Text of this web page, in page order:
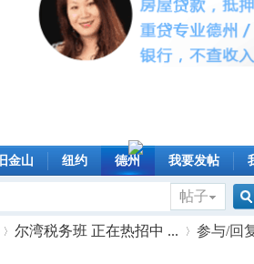
旧金山 纽约 德州 我要发帖
帖子
尔湾税务班 正在热招中 ...
参与/回